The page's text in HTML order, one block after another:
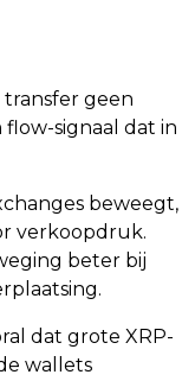
transfer geen
flow-signaal dat in
beweegt,
verkoopdruk.
beter bij
dat grote XRP-
wallets